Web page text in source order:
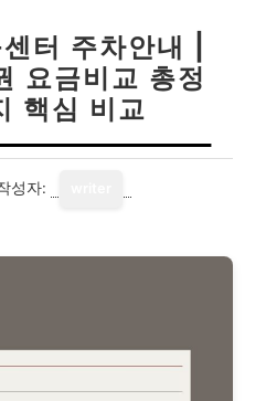
터 주차안내 |
요금비교 총정
핵심 비교
성자: